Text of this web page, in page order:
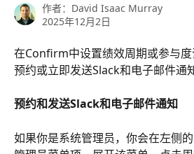
作者： David Isaac Murray
2025年12月2日
在Confirm中设置绩效周期或参与
预约或立即发送Slack和电子邮件通
预约和发送Slack和电子邮件通知
如果你是系统管理员，你会在左侧